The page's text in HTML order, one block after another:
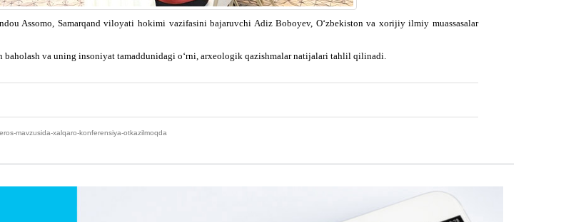
Assomo, Samarqand viloyati hokimi vazifasini bajaruvchi Adiz Boboyev, O‘zbekiston va xorijiy ilmiy muassasalar
va uning insoniyat tamaddunidagi o‘rni, arxeologik qazishmalar natijalari tahlil qilinadi.
mavzusida-xalqaro-konferensiya-otkazilmoqda